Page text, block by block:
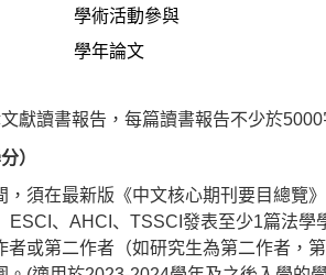
學術活動參與
學年論文
獻讀書報告，每篇讀書報告不少於
）
，須在最新版《中文核心期刊要目總覽
ESCI、AHCI、TSSCI發表至少1篇法學
者或第二作者（如研究生為第二作者，